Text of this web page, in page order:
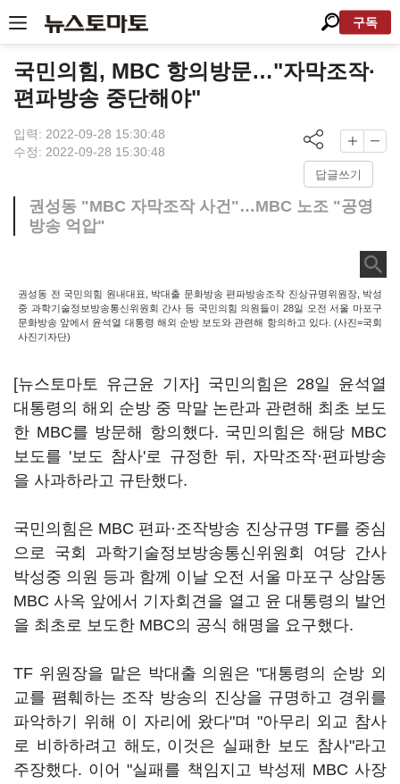
구독
국민의힘, MBC 항의방문…"자막조작·
편파방송 중단해야"
입력: 2022-09-28 15:30:48
수정: 2022-09-28 15:30:48
답글쓰기
권성동 "MBC 자막조작 사건"…MBC 노조 "공영
방송 억압"
권성동 전 국민의힘 원내대표, 박대출 문화방송 편파방송조작 진상규명위원장, 박성
중 과학기술정보방송통신위원회 간사 등 국민의힘 의원들이 28일 오전 서울 마포구
문화방송 앞에서 윤석열 대통령 해외 순방 보도와 관련해 항의하고 있다. (사진=국회
사진기자단)
[뉴스토마토 유근윤 기자] 국민의힘은 28일 윤석열
대통령의 해외 순방 중 막말 논란과 관련해 최초 보도
한 MBC를 방문해 항의했다. 국민의힘은 해당 MBC
보도를 '보도 참사'로 규정한 뒤, 자막조작·편파방송
을 사과하라고 규탄했다.
국민의힘은 MBC 편파·조작방송 진상규명 TF를 중심
으로 국회 과학기술정보방송통신위원회 여당 간사
박성중 의원 등과 함께 이날 오전 서울 마포구 상암동
MBC 사옥 앞에서 기자회견을 열고 윤 대통령의 발언
을 최초로 보도한 MBC의 공식 해명을 요구했다.
TF 위원장을 맡은 박대출 의원은 "대통령의 순방 외
교를 폄훼하는 조작 방송의 진상을 규명하고 경위를
파악하기 위해 이 자리에 왔다"며 "아무리 외교 참사
로 비하하려고 해도, 이것은 실패한 보도 참사"라고
주장했다. 이어 "실패를 책임지고 박성제 MBC 사장